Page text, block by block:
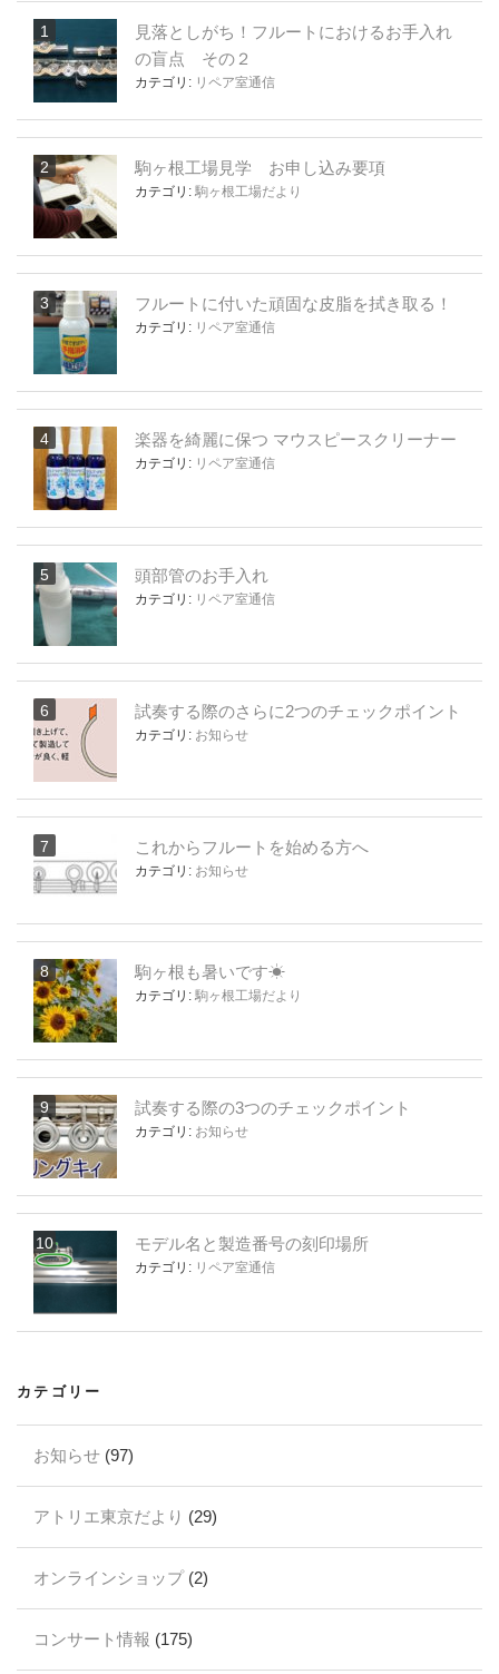
見落としがち！フルートにおけるお手入れ
の盲点 その２
カテゴリ: リペア室通信
駒ヶ根工場見学 お申し込み要項
カテゴリ: 駒ヶ根工場だより
フルートに付いた頑固な皮脂を拭き取る！
カテゴリ: リペア室通信
楽器を綺麗に保つ マウスピースクリーナー
カテゴリ: リペア室通信
頭部管のお手入れ
カテゴリ: リペア室通信
試奏する際のさらに2つのチェックポイント
カテゴリ: お知らせ
これからフルートを始める方へ
カテゴリ: お知らせ
駒ヶ根も暑いです☀
カテゴリ: 駒ヶ根工場だより
試奏する際の3つのチェックポイント
カテゴリ: お知らせ
モデル名と製造番号の刻印場所
カテゴリ: リペア室通信
カテゴリー
お知らせ (97)
アトリエ東京だより (29)
オンラインショップ(2)
コンサート情報 (175)